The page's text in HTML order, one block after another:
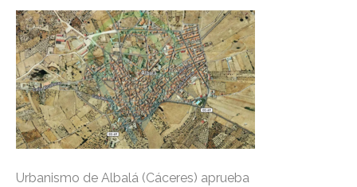
Urbanismo de Albalá (Cáceres) aprueba